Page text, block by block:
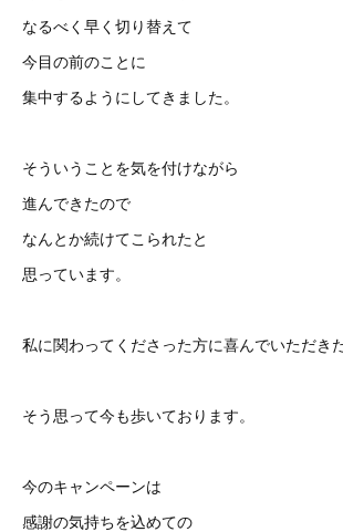
なるべく早く切り替えて
今目の前のことに
集中するようにしてきました。
そういうことを気を付けながら
進んできたので
なんとか続けてこられたと
思っています。
私に関わってくださった方に喜んでいただきた
そう思って今も歩いております。
今のキャンペーンは
感謝の気持ちを込めての